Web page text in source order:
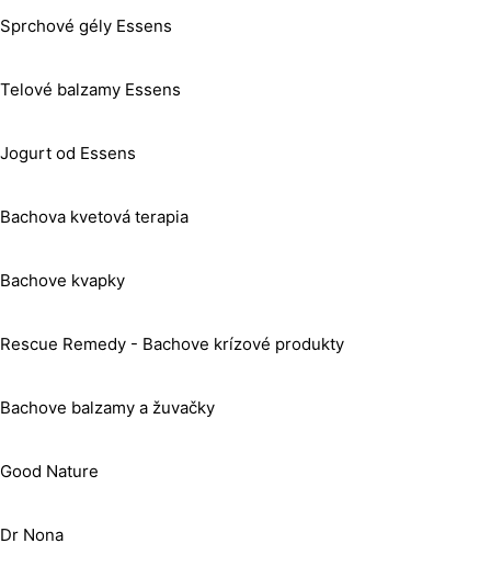
Sprchové gély Essens
Telové balzamy Essens
Jogurt od Essens
Bachova kvetová terapia
Bachove kvapky
Rescue Remedy - Bachove krízové produkty
Bachove balzamy a žuvačky
Good Nature
Dr Nona